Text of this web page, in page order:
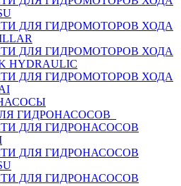
ДЛЯ ГИДРОМОТОРОВ ХОДА
ДЛЯ ГИДРОМОТОРОВ ХОДА
HYDRAULIC
ДЛЯ ГИДРОМОТОРОВ ХОДА
ГИДРОНАСОСОВ
ДЛЯ ГИДРОНАСОСОВ
ДЛЯ ГИДРОНАСОСОВ
ДЛЯ ГИДРОНАСОСОВ